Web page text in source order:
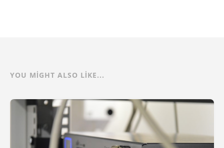
YOU MIGHT ALSO LIKE...